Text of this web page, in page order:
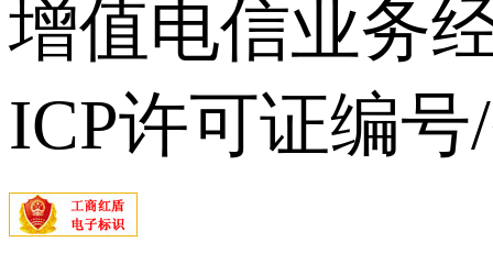
增值电信业务
ICP许可证编号